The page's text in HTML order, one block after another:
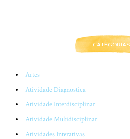
CATEGORIAS
Artes
Atividade Diagnostica
Atividade Interdisciplinar
Atividade Multidisciplinar
Atividades Interativas